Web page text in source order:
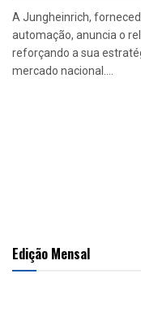
A Jungheinrich,
automação, anuncia o
reforçando a sua
mercado nacional....
Edição Mensal